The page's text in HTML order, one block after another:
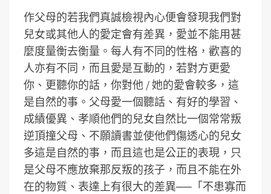
作父母的若我們真誠檢視內心便會發現我們對
兒女或其他人的愛定會有差異，愛並不能用甚
麼度量衡去衡量。每人有不同的性格，歡喜的
人亦有不同，而且愛是互動的，若對方更愛
你、更聽你的話，你對他 / 她的愛會較多，這
是自然的事。父母愛一個聽話、有好的學習、
成績優異、孝順他們的兒女自然比一個常常叛
逆頂撞父母、不願讀書並使他們傷透心的兒女
多這是自然的事，而且這也是公正的表現，只
是父母不應放棄那反叛的孩子，而且不能在外
在的物質、表達上有很大的差異──「不患寡而